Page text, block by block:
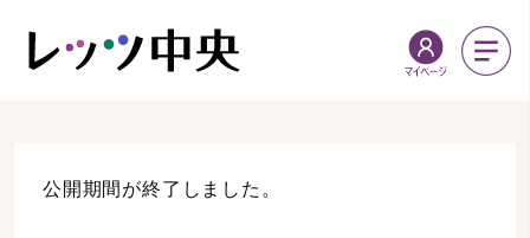
公開期間が終了しました。